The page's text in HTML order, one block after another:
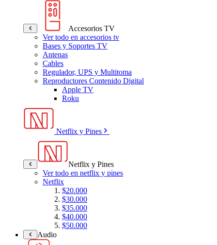
Accesorios TV
Ver todo en accesorios tv
Bases y Soportes TV
Antenas
Cables
Regulador, UPS y Multitoma
Reproductores Contenido Digital
Apple TV
Roku
Netflix y Pines
Netflix y Pines
Ver todo en netflix y pines
Netflix
$20.000
$30.000
$35.000
$40.000
$50.000
Audio